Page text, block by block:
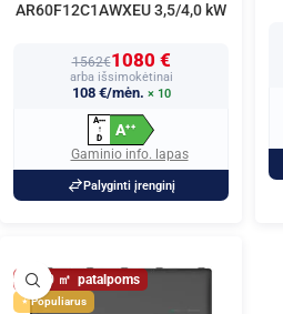
AR60F12C1AWXEU 3,5/4,0 kW
1562€1080 €
arba išsimokėtinai
108 €/mėn. × 10
A+++
↑
D
A++
Gaminio info. lapas
Palyginti įrenginį
40
Populiarus